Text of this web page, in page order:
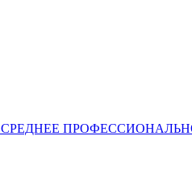
СРЕДНЕЕ